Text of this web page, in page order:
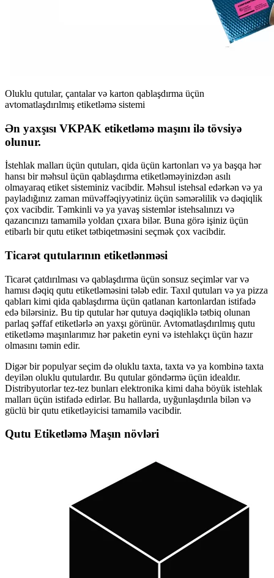
Oluklu qutular, çantalar və karton qablaşdırma üçün
avtomatlaşdırılmış etiketləmə sistemi
Ən yaxşısı VKPAK etiketləmə maşını ilə tövsiyə
olunur.
İstehlak malları üçün qutuları, qida üçün kartonları və ya başqa hər
hansı bir məhsul üçün qablaşdırma etiketləməyinizdən asılı
olmayaraq etiket sisteminiz vacibdir. Məhsul istehsal edərkən və ya
payladığınız zaman müvəffəqiyyətiniz üçün səmərəlilik və dəqiqlik
çox vacibdir. Təmkinli və ya yavaş sistemlər istehsalınızı və
qazancınızı tamamilə yoldan çıxara bilər. Buna görə işiniz üçün
etibarlı bir qutu etiket tətbiqetməsini seçmək çox vacibdir.
Ticarət qutularının etiketlənməsi
Ticarət çatdırılması və qablaşdırma üçün sonsuz seçimlər var və
hamısı dəqiq qutu etiketləməsini tələb edir. Taxıl qutuları və ya pizza
qabları kimi qida qablaşdırma üçün qatlanan kartonlardan istifadə
edə bilərsiniz. Bu tip qutular hər qutuya dəqiqliklə tətbiq olunan
parlaq şəffaf etiketlərlə ən yaxşı görünür. Avtomatlaşdırılmış qutu
etiketləmə maşınlarımız hər paketin eyni və istehlakçı üçün hazır
olmasını təmin edir.
Digər bir populyar seçim də oluklu taxta, taxta və ya kombinə taxta
deyilən oluklu qutulardır. Bu qutular göndərmə üçün idealdır.
Distribyutorlar tez-tez bunları elektronika kimi daha böyük istehlak
malları üçün istifadə edirlər. Bu hallarda, uyğunlaşdırıla bilən və
güclü bir qutu etiketləyicisi tamamilə vacibdir.
Qutu Etiketləmə Maşın növləri